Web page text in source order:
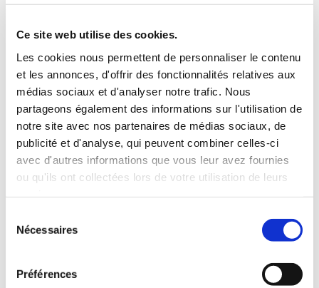
Ce site web utilise des cookies.
Les cookies nous permettent de personnaliser le contenu
et les annonces, d'offrir des fonctionnalités relatives aux
médias sociaux et d'analyser notre trafic. Nous
partageons également des informations sur l'utilisation de
notre site avec nos partenaires de médias sociaux, de
publicité et d'analyse, qui peuvent combiner celles-ci
avec d'autres informations que vous leur avez fournies
ou qu'ils ont collectées lors de votre utilisation de leurs
Nécessaires
Préférences
INCLUS À LA LOCATION
Killométrage illimité
Assurance tous risques (hors franchise)
Carburant : plein à rendre plein
CONDITIONS DE LOCATION
Age minimum :20 ans
ASSURANCE